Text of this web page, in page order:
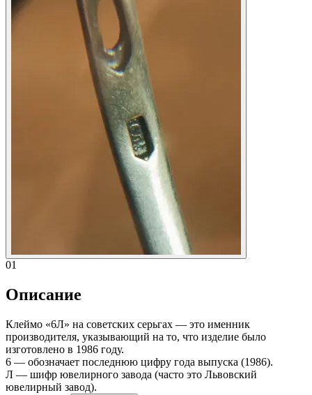
01
Описание
Клеймо «6Л» на советских серьгах — это именник
производителя, указывающий на то, что изделие было
изготовлено в 1986 году.
6 — обозначает последнюю цифру года выпуска (1986).
Л — шифр ювелирного завода (часто это Львовский
ювелирный завод).